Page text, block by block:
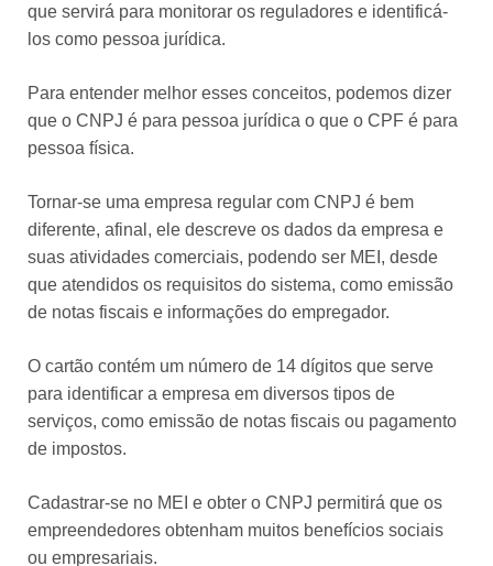
que servirá para monitorar os reguladores e identificá-
los como pessoa jurídica.
Para entender melhor esses conceitos, podemos dizer
que o CNPJ é para pessoa jurídica o que o CPF é para
pessoa física.
Tornar-se uma empresa regular com CNPJ é bem
diferente, afinal, ele descreve os dados da empresa e
suas atividades comerciais, podendo ser MEI, desde
que atendidos os requisitos do sistema, como emissão
de notas fiscais e informações do empregador.
O cartão contém um número de 14 dígitos que serve
para identificar a empresa em diversos tipos de
serviços, como emissão de notas fiscais ou pagamento
de impostos.
Cadastrar-se no MEI e obter o CNPJ permitirá que os
empreendedores obtenham muitos benefícios sociais
ou empresariais.